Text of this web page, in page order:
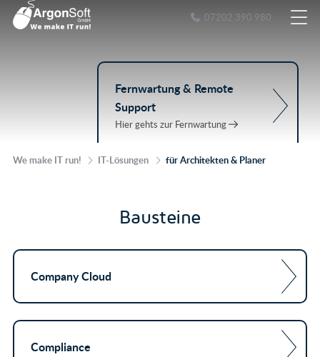
07202 390 980
Fernwartung & Remote
Support
Hier gehts zur Fernwartung
We make IT run! IT-Lösungen für Architekten & Planer
Bausteine
Company Cloud
Compliance